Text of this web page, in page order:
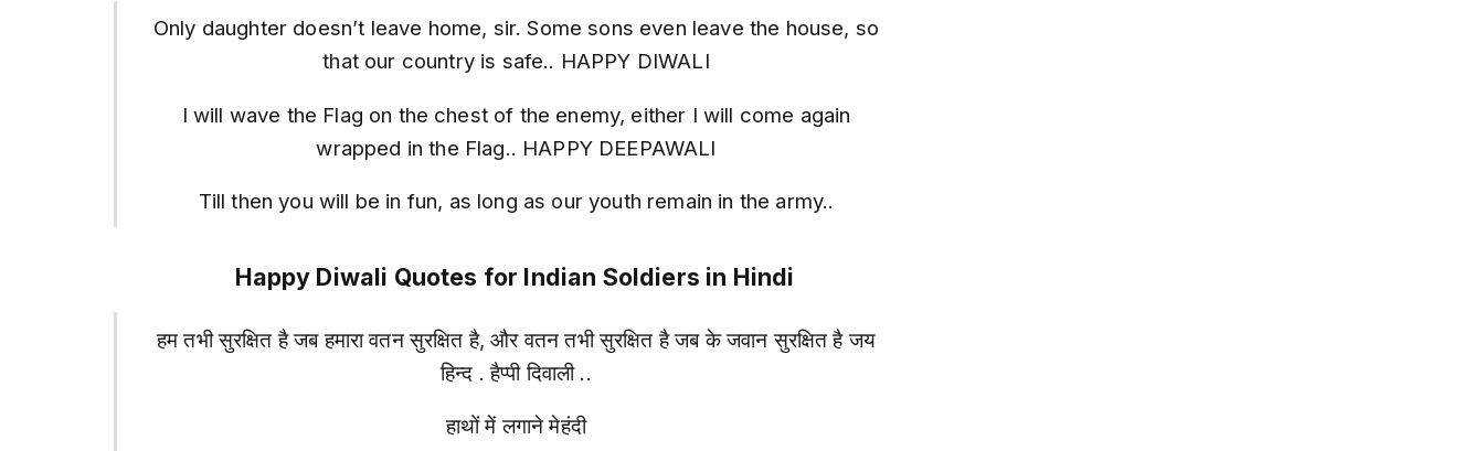
Only daughter doesn’t leave home, sir. Some sons even leave the house, so
that our country is safe.. HAPPY DIWALI
I will wave the Flag on the chest of the enemy, either I will come again
wrapped in the Flag.. HAPPY DEEPAWALI
Till then you will be in fun, as long as our youth remain in the army..
Happy Diwali Quotes for Indian Soldiers in Hindi
हम तभी सुरक्षित है जब हमारा वतन सुरक्षित है, और वतन तभी सुरक्षित है जब के जवान सुरक्षित है जय
हिन्द . हैप्पी दिवाली ..
हाथों में लगाने मेहंदी